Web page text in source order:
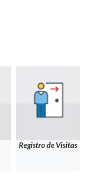
Registro de Visitas